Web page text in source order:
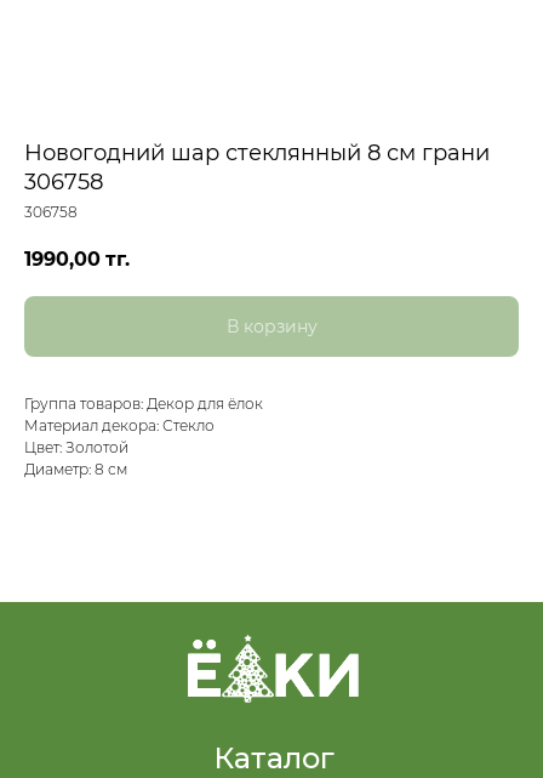
Новогодний шар стеклянный 8 см грани
306758
306758
1990,00 тг.
В корзину
Группа товаров: Декор для ёлок
Материал декора: Стекло
Цвет: Золотой
Диаметр: 8 см
Каталог